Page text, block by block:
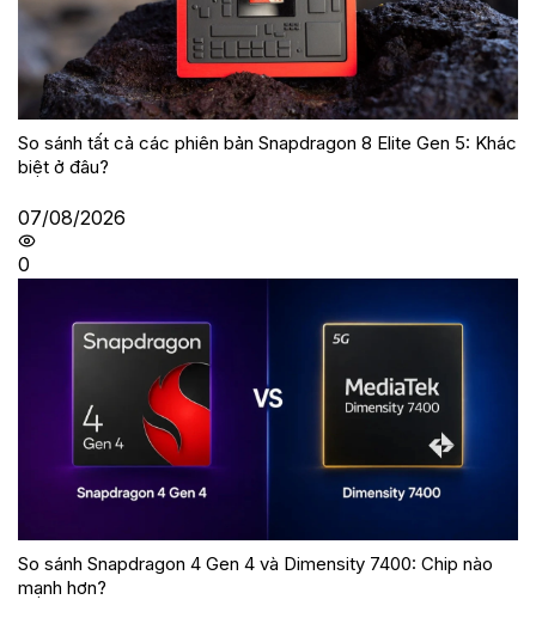
So sánh tất cả các phiên bản Snapdragon 8 Elite Gen 5: Khác
biệt ở đâu?
07/08/2026
0
So sánh Snapdragon 4 Gen 4 và Dimensity 7400: Chip nào
mạnh hơn?